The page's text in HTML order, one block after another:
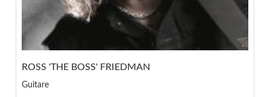
ROSS 'THE BOSS' FRIEDMAN
Guitare